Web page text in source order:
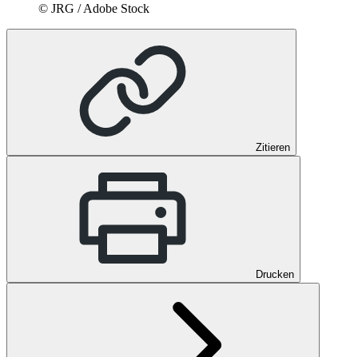
© JRG / Adobe Stock
Zitieren
Drucken